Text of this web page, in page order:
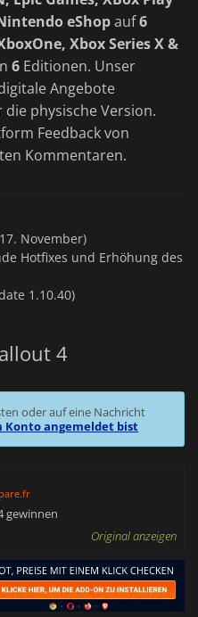
eShopauf6
Xbox Series X &
6 Editionen. Unser
Angebote
die physische Version.
Feedback von
Kommentaren.
November)
Hotfixes und Erhöhung des
1.10.40)
4
oder auf eine Nachricht
Konto angemeldet bist
gewinnen
Original anzeigen